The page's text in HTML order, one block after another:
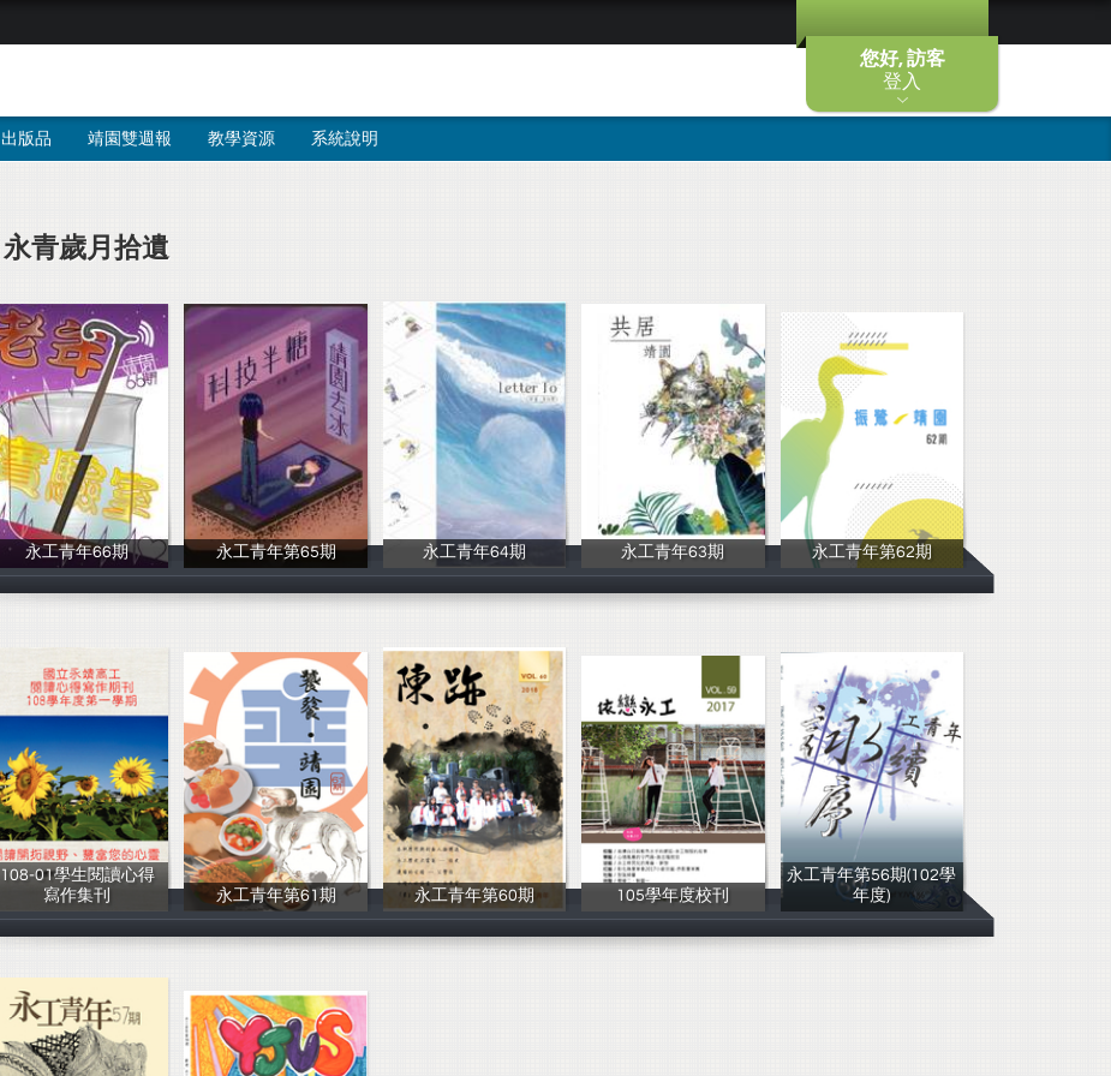
您好, 訪客
登入
出版品 靖園雙週報 教學資源 系統說明
永青歲月拾遺
永工青年66期
文編社_學務處
永工青年第65期
永工文編社
永工青年64期
永工文編社
永工青年63期
學務處
永工青年第62期
校刊編輯社
108-01學生閱讀心得
寫作集刊
圖書館編輯
永工青年第61期
文編社
永工青年第60期
學務處
105學年度校刊
學務處
永工青年第56期(102學
年度)
校刊編輯社